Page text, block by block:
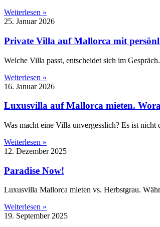
Weiterlesen »
25. Januar 2026
Private Villa auf Mallorca mit
Welche Villa passt, entscheidet sich im
Weiterlesen »
16. Januar 2026
Luxusvilla auf Mallorca mieten.
Was macht eine Villa unvergesslich? Es ist
Weiterlesen »
12. Dezember 2025
Paradise Now!
Luxusvilla Mallorca mieten vs. Herbstgrau.
Weiterlesen »
19. September 2025